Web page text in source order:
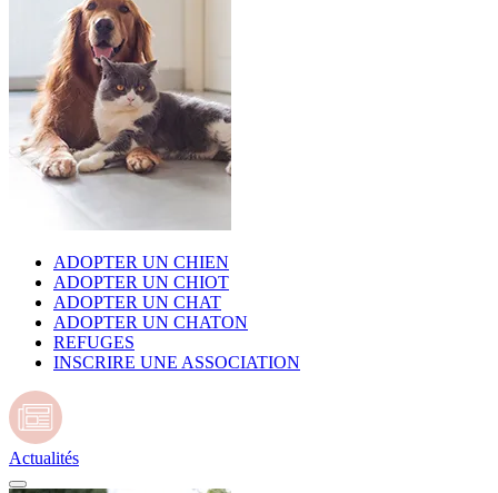
ADOPTER UN CHIEN
ADOPTER UN CHIOT
ADOPTER UN CHAT
ADOPTER UN CHATON
REFUGES
INSCRIRE UNE ASSOCIATION
Actualités